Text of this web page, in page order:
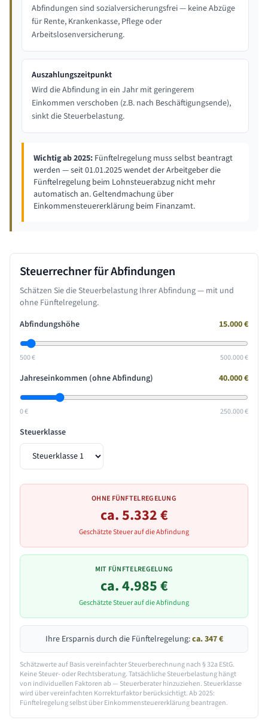
Abfindungen sind sozialversicherungsfrei — keine Abzüge
für Rente, Krankenkasse, Pflege oder
Arbeitslosenversicherung.
Auszahlungszeitpunkt
Wird die Abfindung in ein Jahr mit geringerem
Einkommen verschoben (z.B. nach Beschäftigungsende),
sinkt die Steuerbelastung.
Wichtig ab 2025: Fünftelregelung muss selbst beantragt
werden — seit 01.01.2025 wendet der Arbeitgeber die
Fünftelregelung beim Lohnsteuerabzug nicht mehr
automatisch an. Geltendmachung über
Einkommensteuererklärung beim Finanzamt.
Steuerrechner für Abfindungen
Schätzen Sie die Steuerbelastung Ihrer Abfindung — mit und
ohne Fünftelregelung.
Abfindungshöhe
15.000€
500 € 500.000 €
Jahreseinkommen (ohne Abfindung) 40.000€
0 € 250.000 €
Steuerklasse
OHNE FÜNFTELREGELUNG
ca.5.332€
Geschätzte Steuer auf die Abfindung
MIT FÜNFTELREGELUNG
ca.4.985€
Geschätzte Steuer auf die Abfindung
Ihre Ersparnis durch die Fünftelregelung:ca.347€
Schätzwerte auf Basis vereinfachter Steuerberechnung nach § 32a EStG.
Keine Steuer- oder Rechtsberatung. Tatsächliche Steuerbelastung hängt
von individuellen Faktoren ab — Steuerberater hinzuziehen. Steuerklasse
wird über vereinfachten Korrekturfaktor berücksichtigt. Ab 2025:
Fünftelregelung selbst über Einkommensteuererklärung beantragen.